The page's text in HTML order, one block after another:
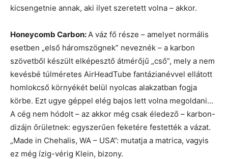
kicsengetnie annak, aki ilyet szeretett volna – akkor.
Honeycomb Carbon:A váz fő része – amelyet normális
esetben „első háromszögnek” neveznék – a karbon
szövetből készült elképesztő átmérőjű „cső”, mely a nem
kevésbé túlméretes AirHeadTube fantázianévvel ellátott
homlokcső környékét belül nyolcas alakzatban fogja
körbe. Ezt ugye géppel elég bajos lett volna megoldani…
A cég nem hódolt – az akkor még csak éledező – karbon-
dizájn őrületnek: egyszerűen feketére festették a vázat.
„Made in Chehalis, WA – USA”: mutatja a matrica, vagyis
ez még ízig-vérig Klein, bizony.